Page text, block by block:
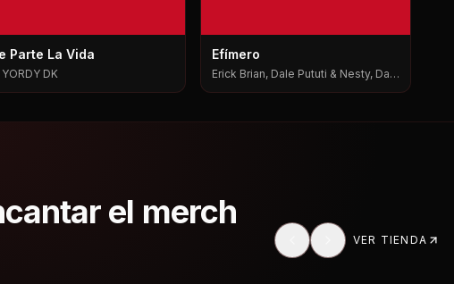
Parte La Vida
YORDY DK
Efímero
Erick Brian, Dale Pututi & Nesty, Dale
el merch
VER TIENDA